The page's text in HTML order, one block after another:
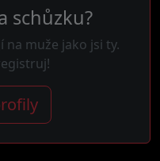
schůzku?
na muže jako jsi ty.